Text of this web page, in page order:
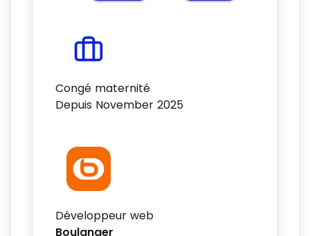
Congé maternité
Depuis November 2025
Développeur web
Boulanger